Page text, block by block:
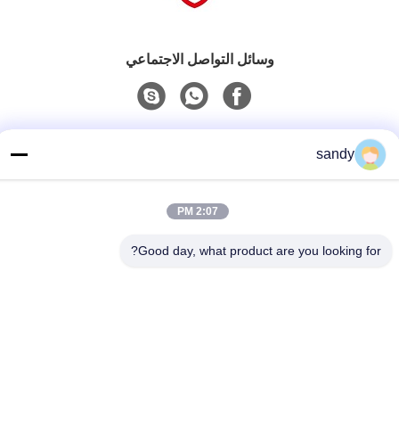
وسائل التواصل الاجتماعي
sandy@cnsupersecurity.com
sandy
2:07 PM
Good day, what product are you looking for?